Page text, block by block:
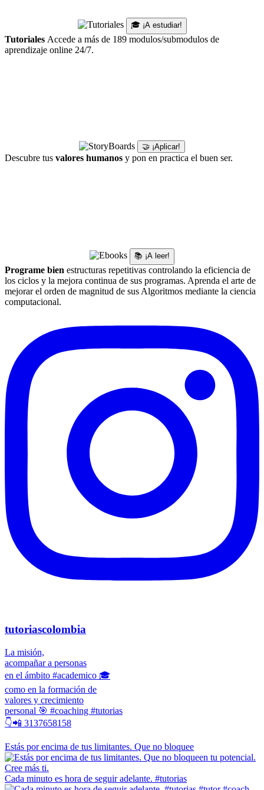
🎓 ¡A estudiar!
Tutoriales Accede a más de 189 modulos/submodulos de
aprendizaje online 24/7.
🤝 ¡Aplicar!
Descubre tus valores humanos y pon en practica el buen ser.
📚 ¡A leer!
Programe bien estructuras repetitivas controlando la eficiencia de
los ciclos y la mejora continua de sus programas. Aprenda el arte de
mejorar el orden de magnitud de sus Algoritmos mediante la ciencia
computacional.
tutoriascolombia
La misión,
acompañar a personas
en el ámbito #academico 🎓
como en la formación de
valores y crecimiento
personal 🎯 #coaching #tutorias
👇📲 3137658158
Estás por encima de tus limitantes. Que no bloquee
Cada minuto es hora de seguir adelante. #tutorias